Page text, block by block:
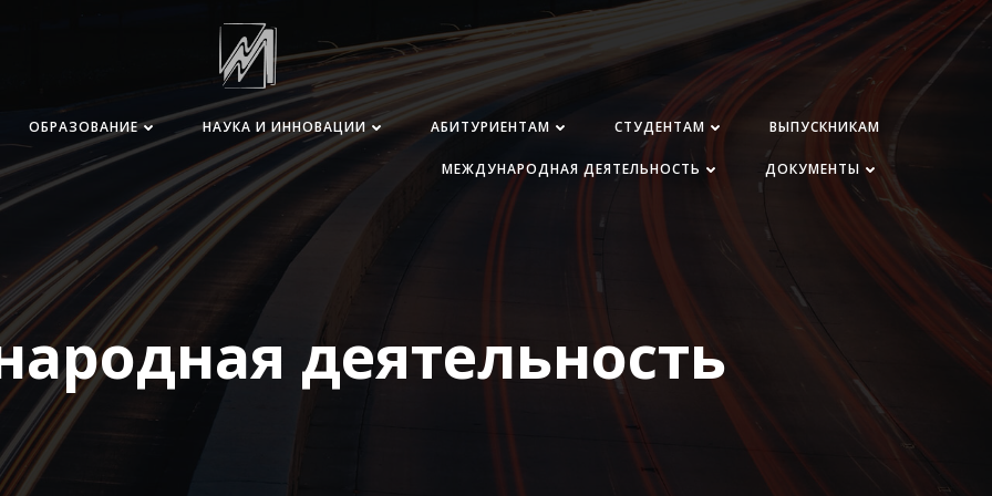
ОБРАЗОВАНИЕ НАУКА И ИННОВАЦИИ АБИТУРИЕНТАМ СТУДЕНТАМ ВЫПУСКНИКАМ
МЕЖДУНАРОДНАЯ ДЕЯТЕЛЬНОСТЬ ДОКУМЕНТЫ
деятельность